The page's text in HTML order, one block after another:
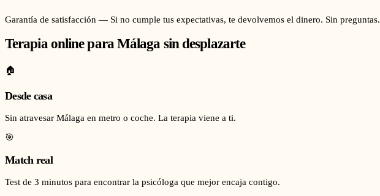
Garantía de satisfacción — Si no cumple tus expectativas, te devolvemos el dinero. Sin preguntas.
Terapia online paraMálagasin desplazarte
🏠
Desde casa
Sin atravesar Málaga en metro o coche. La terapia viene a ti.
🎯
Match real
Test de 3 minutos para encontrar la psicóloga que mejor encaja contigo.